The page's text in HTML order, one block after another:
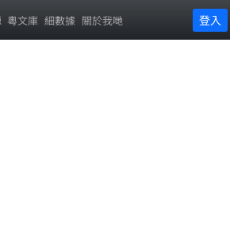
粵文庫 細數據 關於我哋 登入